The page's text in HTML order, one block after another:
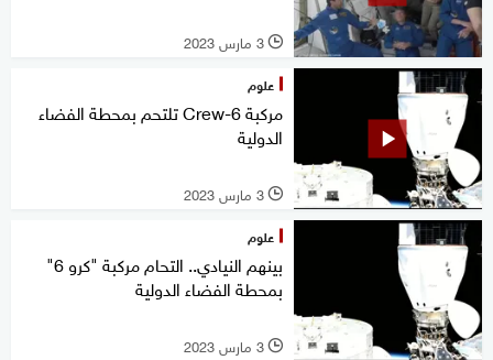
l 3 مارس 2023
علوم
مركبة Crew-6 تلتحم بمحطة الفضاء
الدولية
l 3 مارس 2023
علوم
بينهم النيادي.. التحام مركبة "كرو 6"
بمحطة الفضاء الدولية
l 3 مارس 2023